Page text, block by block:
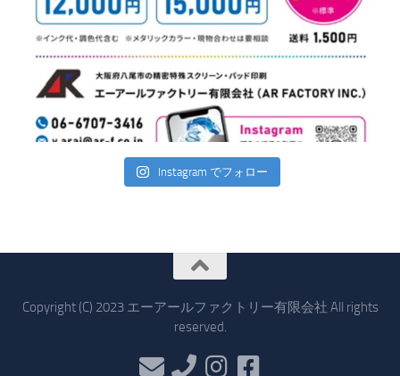
Instagram でフォロー
Copyright (C) 2023 エーアールファクトリー有限会社 All rights
reserved.